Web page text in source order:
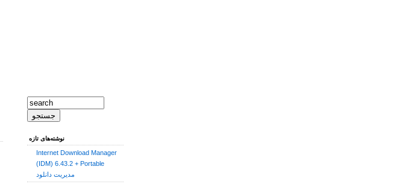
نوشته‌های تازه
Internet Download Manager
(IDM) 6.43.2 + Portable
مدیریت دانلود